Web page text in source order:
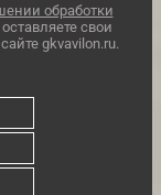
обработки
свои
gkvavilon.ru.